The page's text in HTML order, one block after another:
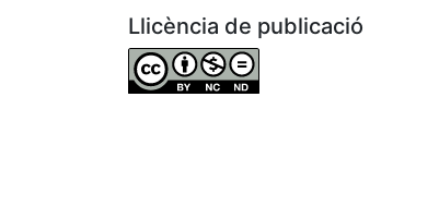
Llicència de publicació